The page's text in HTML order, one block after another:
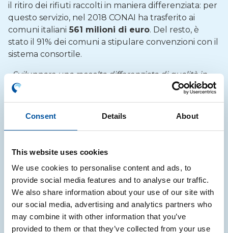
Consent Details About
This website uses cookies
We use cookies to personalise content and ads, to
provide social media features and to analyse our traffic.
We also share information about your use of our site with
our social media, advertising and analytics partners who
may combine it with other information that you’ve
provided to them or that they’ve collected from your use
il ritiro dei rifiuti raccolti in maniera differenziata: per
questo servizio, nel 2018 CONAI ha trasferito ai
comuni italiani 561 milioni di euro. Del resto, è
stato il 91% dei comuni a stipulare convenzioni con il
sistema consortile.
«Sviluppare una raccolta differenziata di qualità in
tutto il paese è fondamentale
» conclude il
lavorare sulla prevenzione. Continuiamo a
finalizzata al contenimento dell’impatto ambientale.
cui l’adesione 2019 è già prevista in aumento,
mirano proprio a incrementare i casi di imballaggio
virtuosi in Italia: come ricordo spesso, l’80% degli
impatti che un pack genererà nel corso di tutto il
suo ciclo di vita si definisce nella fase della sua